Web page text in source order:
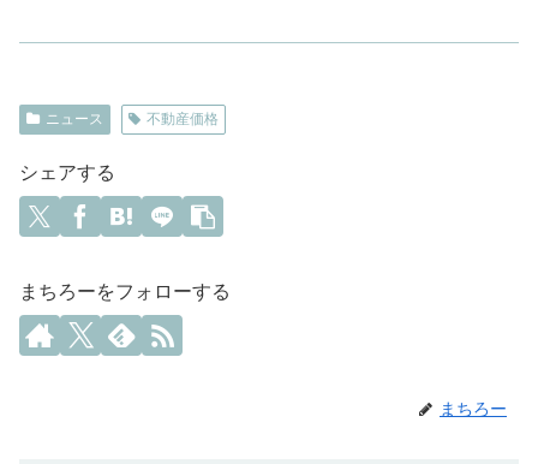
ニュース 不動産価格
シェアする
まちろーをフォローする
まちろー